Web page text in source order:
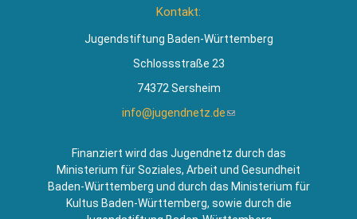
Kontakt:
Jugendstiftung Baden-Württemberg
Schlossstraße 23
74372 Sersheim
info@jugendnetz.de(Link
Mail)
Finanziert wird das Jugendnetz durch das
Ministerium für Soziales, Arbeit und Gesundheit
Baden-Württemberg und durch das Ministerium für
Kultus Baden-Württemberg, sowie durch die